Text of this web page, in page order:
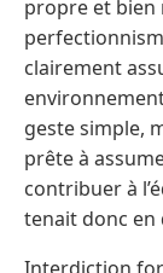
propre et bien
clairement
geste simple,
prête à
contribuer à
tenait donc en
Interdiction